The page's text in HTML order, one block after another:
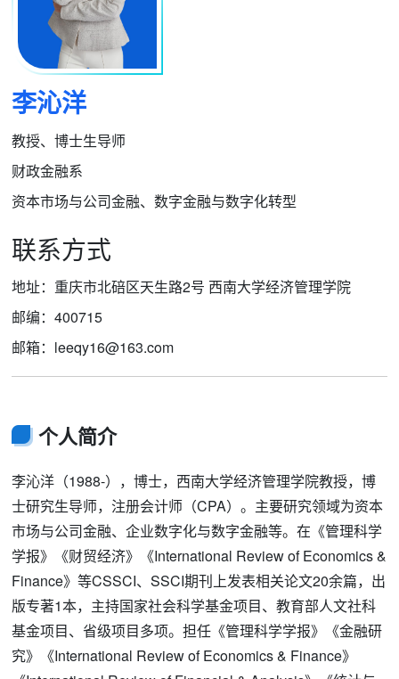
李沁洋
教授、博士生导师
财政金融系
资本市场与公司金融、数字金融与数字化转型
联系方式
地址：重庆市北碚区天生路2号 西南大学经济管理学院
邮编：400715
邮箱：leeqy16@163.com
个人简介
李沁洋（1988-），博士，西南大学经济管理学院教授，博
士研究生导师，注册会计师（CPA）。主要研究领域为资本
市场与公司金融、企业数字化与数字金融等。在《管理科学
学报》《财贸经济》《International Review of Economics &
Finance》等CSSCI、SSCI期刊上发表相关论文20余篇，出
版专著1本，主持国家社会科学基金项目、教育部人文社科
基金项目、省级项目多项。担任《管理科学学报》《金融研
究》《International Review of Economics & Finance》